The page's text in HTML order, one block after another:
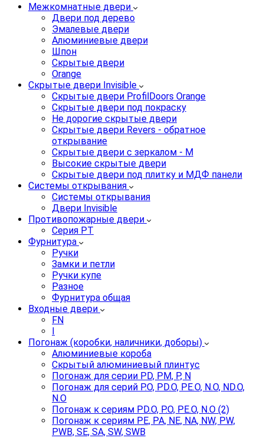
Межкомнатные двери
Двери под дерево
Эмалевые двери
Алюминиевые двери
Шпон
Скрытые двери
Orange
Скрытые двери Invisible
Скрытые двери ProfilDoors Orange
Скрытые двери под покраску
Не дорогие скрытые двери
Скрытые двери Revers - обратное
открывание
Скрытые двери с зеркалом - M
Высокие скрытые двери
Скрытые двери под плитку и МДФ панели
Системы открывания
Системы открывания
Двери Invisible
Противопожарные двери
Серия PT
Фурнитура
Ручки
Замки и петли
Ручки купе
Разное
Фурнитура общая
Входные двери
FN
I
Погонаж (коробки, наличники, доборы)
Алюминиевые короба
Скрытый алюминиевый плинтус
Погонаж для серии PD, PM, P, N
Погонаж для серий P.O, PD.O, PE.O, N.O, ND.O,
N.O
Погонаж к сериям PD.O, P.O, PE.O, N.O (2)
Погонаж к сериям PE, PA, NE, NA, NW, PW,
PWB, SE, SA, SW, SWB